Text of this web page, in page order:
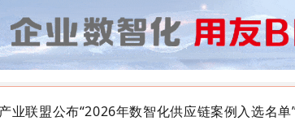
业联盟公布“2026年数智化供应链案例入选名单